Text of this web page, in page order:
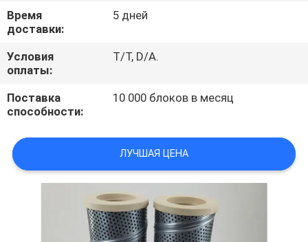
ПРОВЕРКА
КАЧЕСТВА
МЫ
НОВОСТИ
Время
доставки:
5 дней
Условия
оплаты:
T/T, D/A.
Поставка
способности:
10 000 блоков в месяц
ЛУЧШАЯ ЦЕНА